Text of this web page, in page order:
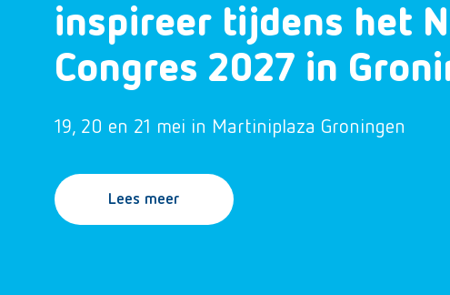
inspireer tijdens het
Congres 2027 in
19, 20 en 21 mei in Martiniplaza Groningen
Lees meer